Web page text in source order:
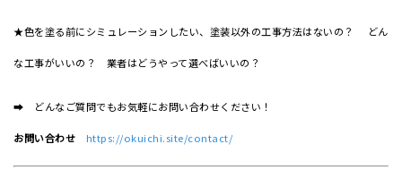
★色を塗る前にシミュレーションしたい、塗装以外の工事方法はないの？ どん
な工事がいいの？ 業者はどうやって選べばいいの？
➡ どんなご質問でもお気軽にお問い合わせください！
お問い合わせ https://okuichi.site/contact/